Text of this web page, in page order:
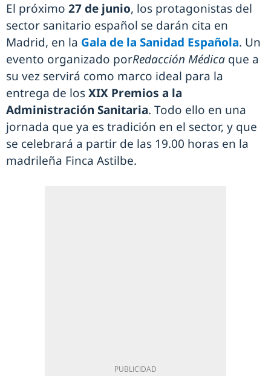
El próximo 27 de junio, los protagonistas del
sector sanitario español se darán cita en
Madrid, en la Gala de la Sanidad Española. Un
evento organizado porRedacción Médica que a
su vez servirá como marco ideal para la
entrega de losXIX Premios a la
Administración Sanitaria. Todo ello en una
jornada que ya es tradición en el sector, y que
se celebrará a partir de las 19.00 horas en la
madrileña Finca Astilbe.